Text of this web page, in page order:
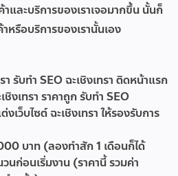
และบริการของเราเจอมากขึ้น นั้นก็
หรือบริการของเรานั้นเอง
า รับทำ SEO ฉะเชิงเทรา ติดหน้าแรก
ชิงเทรา ราคาถูกรับทํา SEO
งเว็บไซต์ ฉะเชิงเทรา ให้รองรับการ
บาท (ลองทำสัก 1 เดือนก็ได้
นก่อนเริ่มงาน (ราคานี้ รวมค่า